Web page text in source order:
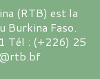
(RTB) est la
Burkina Faso.
Tél : (+226) 25